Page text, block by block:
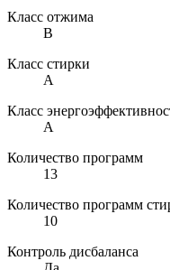
Класс отжима
B
Класс стирки
A
Класс
A
Количество программ
13
Количество программ
10
Контроль дисбаланса